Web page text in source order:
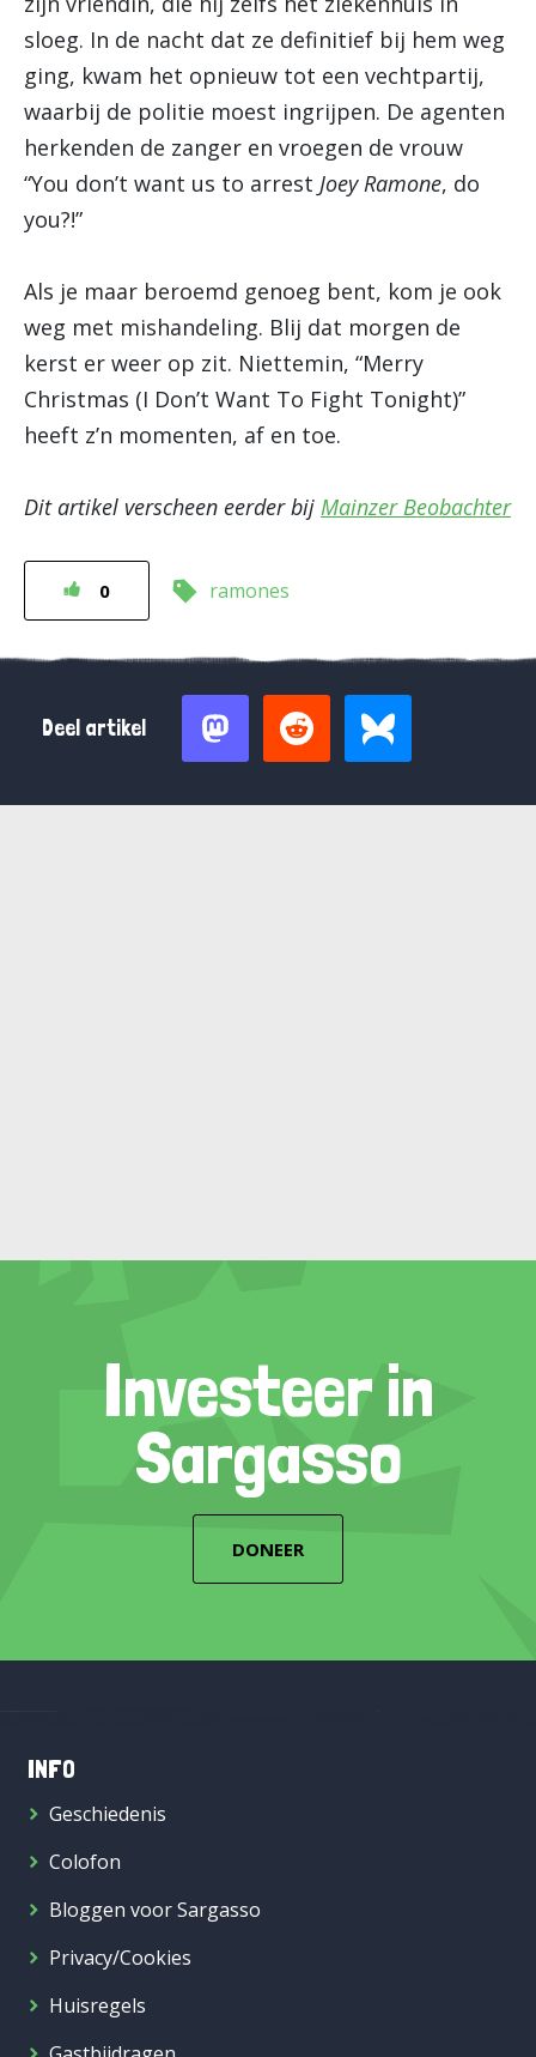
sloeg. In de nacht dat ze definitief bij hem weg
ging, kwam het opnieuw tot een vechtpartij,
waarbij de politie moest ingrijpen. De agenten
herkenden de zanger en vroegen de vrouw
“You don’t want us to arrest Joey Ramone, do
you?!”
Als je maar beroemd genoeg bent, kom je ook
weg met mishandeling. Blij dat morgen de
kerst er weer op zit. Niettemin, “Merry
Christmas (I Don’t Want To Fight Tonight)”
heeft z’n momenten, af en toe.
Dit artikel verscheen eerder bij Mainzer Beobachter
0 ramones
Deel artikel
Investeer in
Sargasso
DONEER
INFO
Geschiedenis
Colofon
Bloggen voor Sargasso
Privacy/Cookies
Huisregels